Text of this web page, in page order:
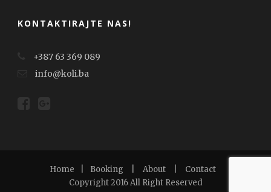
KONTAKTIRAJTE NAS!
+387 63 369 089
info@koli.ba
Home Booking About
Contact
Copyright 2016 All Right Reserved